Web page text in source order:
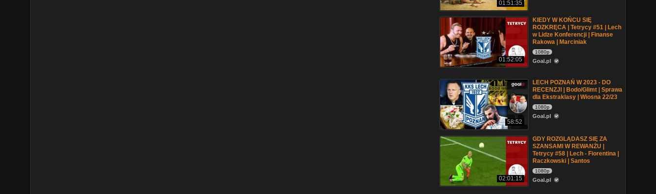
01:51:35
01:52:05
KIEDY W KOŃCU SIĘ
ROZKRĘCA | Tetrycy #51 | Lech
w Lidze Konferencji | Finanse
Rakowa | Marciniak
1080p
Goal.pl
58:52
LECH POZNAŃ W 2023 - DO
RECENZJI | Bodo/Glimt | Sprawa
dla Ekstraklasy | Wiosna 22/23
1080p
Goal.pl
02:01:15
GDY ROZGLĄDASZ SIĘ ZA
SZANSAMI W REWANŻU |
Tetrycy #58 | Lech - Fiorentina |
Raczkowski | Santos
1080p
Goal.pl